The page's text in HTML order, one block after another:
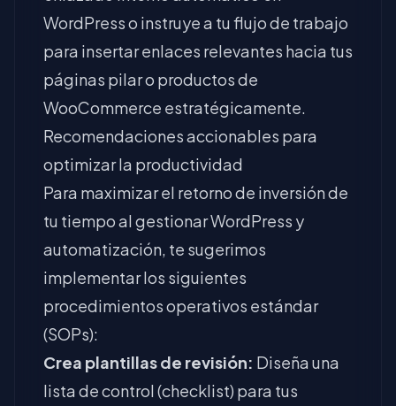
WordPress o instruye a tu flujo de trabajo
para insertar enlaces relevantes hacia tus
páginas pilar o productos de
WooCommerce estratégicamente.
Recomendaciones accionables para
optimizar la productividad
Para maximizar el retorno de inversión de
tu tiempo al gestionar WordPress y
automatización, te sugerimos
implementar los siguientes
procedimientos operativos estándar
(SOPs):
Crea plantillas de revisión: Diseña una
lista de control (checklist) para tus